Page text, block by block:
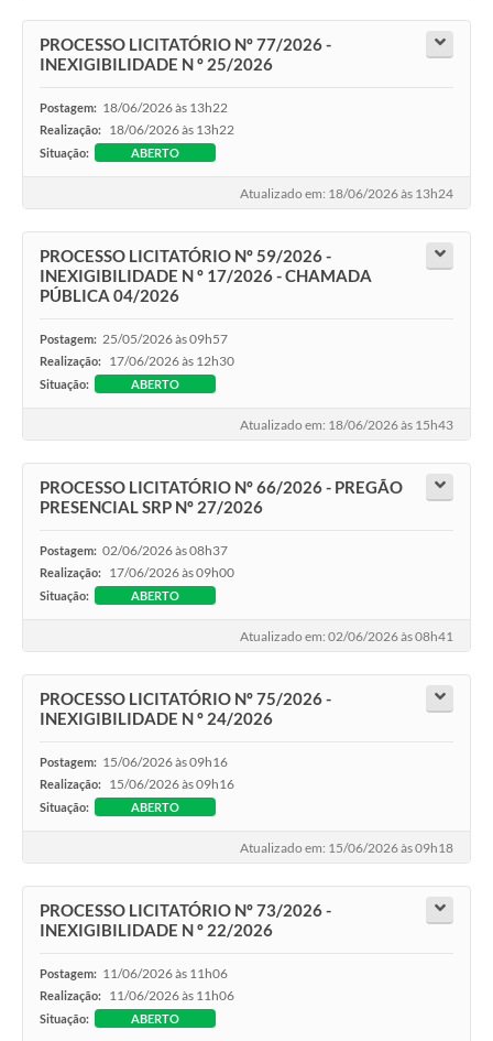
PROCESSO LICITATÓRIO Nº 77/2026 -
INEXIGIBILIDADE N º 25/2026
Postagem: 18/06/2026 às 13h22
Realização: 18/06/2026 às 13h22
Situação: ABERTO
Atualizado em: 18/06/2026 às 13h24
PROCESSO LICITATÓRIO Nº 59/2026 -
INEXIGIBILIDADE N º 17/2026 - CHAMADA
PÚBLICA 04/2026
Postagem: 25/05/2026 às 09h57
Realização: 17/06/2026 às 12h30
Situação: ABERTO
Atualizado em: 18/06/2026 às 15h43
PROCESSO LICITATÓRIO Nº 66/2026 - PREGÃO
PRESENCIAL SRP Nº 27/2026
Postagem: 02/06/2026 às 08h37
Realização: 17/06/2026 às 09h00
Situação: ABERTO
Atualizado em: 02/06/2026 às 08h41
PROCESSO LICITATÓRIO Nº 75/2026 -
INEXIGIBILIDADE N º 24/2026
Postagem: 15/06/2026 às 09h16
Realização: 15/06/2026 às 09h16
Situação: ABERTO
Atualizado em: 15/06/2026 às 09h18
PROCESSO LICITATÓRIO Nº 73/2026 -
INEXIGIBILIDADE N º 22/2026
Postagem: 11/06/2026 às 11h06
Realização: 11/06/2026 às 11h06
Situação: ABERTO